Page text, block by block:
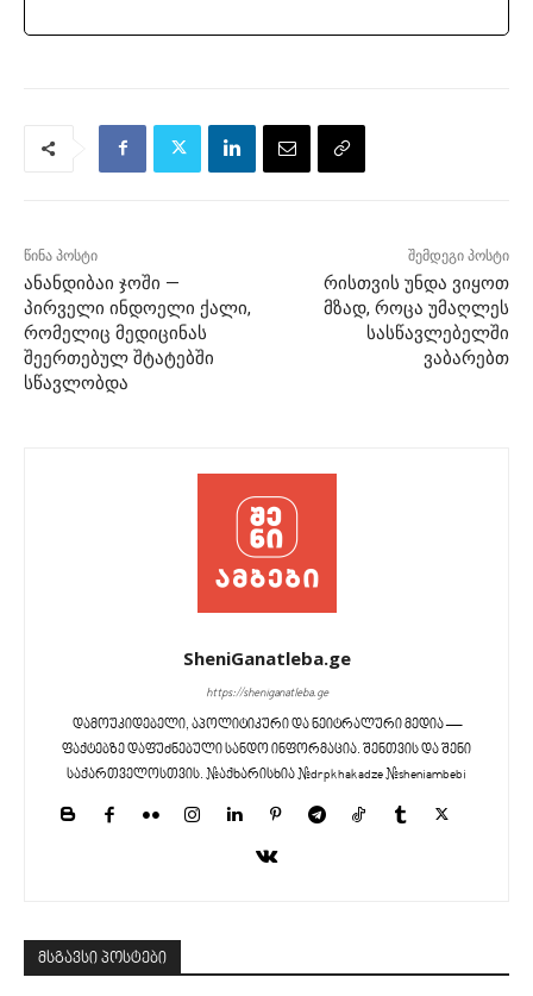
წინა პოსტი
ანანდიბაი ჯოში —
პირველი ინდოელი ქალი,
რომელიც მედიცინას
შეერთებულ შტატებში
სწავლობდა
შემდეგი პოსტი
რისთვის უნდა ვიყოთ
მზად, როცა უმაღლეს
სასწავლებელში
ვაბარებთ
SheniGanatleba.ge
https://sheniganatleba.ge
დამოუკიდებელი, აპოლიტიკური და ნეიტრალური მედია —
ფაქტებზე დაფუძნებული სანდო ინფორმაცია. შენთვის და შენი
საქართველოსთვის. #აქხარისხია #drpkhakadze #sheniambebi
მსგავსი პოსტები